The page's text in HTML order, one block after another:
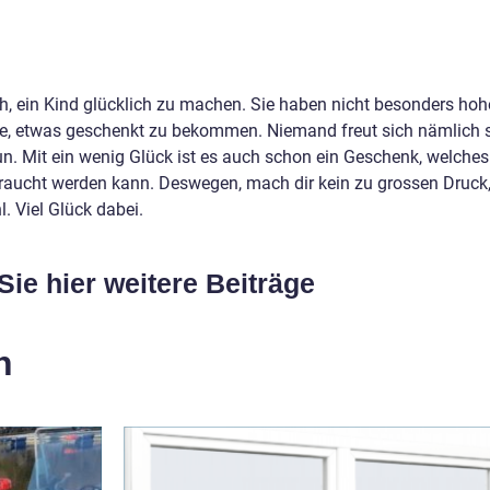
ein Kind glücklich zu machen. Sie haben nicht besonders
etwas geschenkt zu bekommen. Niemand freut sich nämlich
Mit ein wenig Glück ist es auch schon ein Geschenk, welches
werden kann. Deswegen, mach dir kein zu grossen Druck,
Viel Glück dabei.
hier weitere Beiträge